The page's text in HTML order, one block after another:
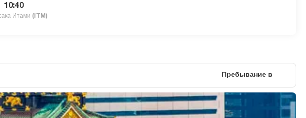
10:40
Итами (ITM)
Пребывание в